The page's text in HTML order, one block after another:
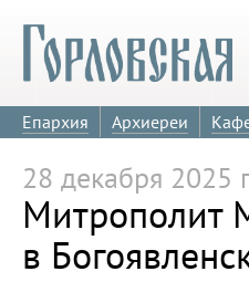
Епархия Архиереи
28 декабря 2025
Митрополит
в